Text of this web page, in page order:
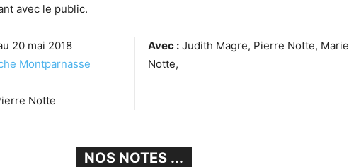
avec le public.
20 mai 2018
Montparnasse
Notte
Avec : Judith Magre, Pierre Notte, Marie
Notte,
NOS NOTES ...